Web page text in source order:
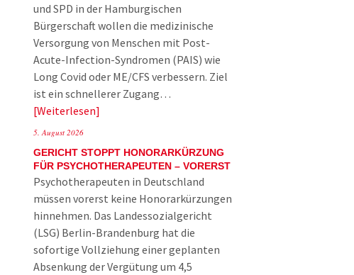
und SPD in der Hamburgischen
Bürgerschaft wollen die medizinische
Versorgung von Menschen mit Post-
Acute-Infection-Syndromen (PAIS) wie
Long Covid oder ME/CFS verbessern. Ziel
ist ein schnellerer Zugang…
Weiterlesen
5. August 2026
GERICHT STOPPT HONORARKÜRZUNG
FÜR PSYCHOTHERAPEUTEN – VORERST
Psychotherapeuten in Deutschland
müssen vorerst keine Honorarkürzungen
hinnehmen. Das Landessozialgericht
(LSG) Berlin-Brandenburg hat die
sofortige Vollziehung einer geplanten
Absenkung der Vergütung um 4,5